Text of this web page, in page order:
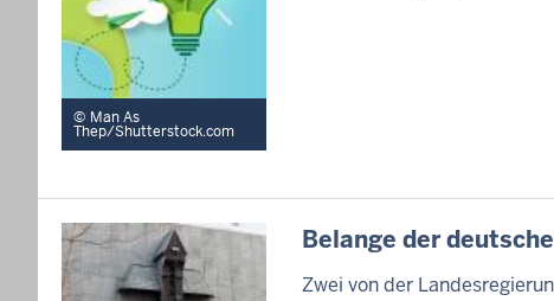
Man As
Thep/Shutterstock.com
Belange der
Zwei von der